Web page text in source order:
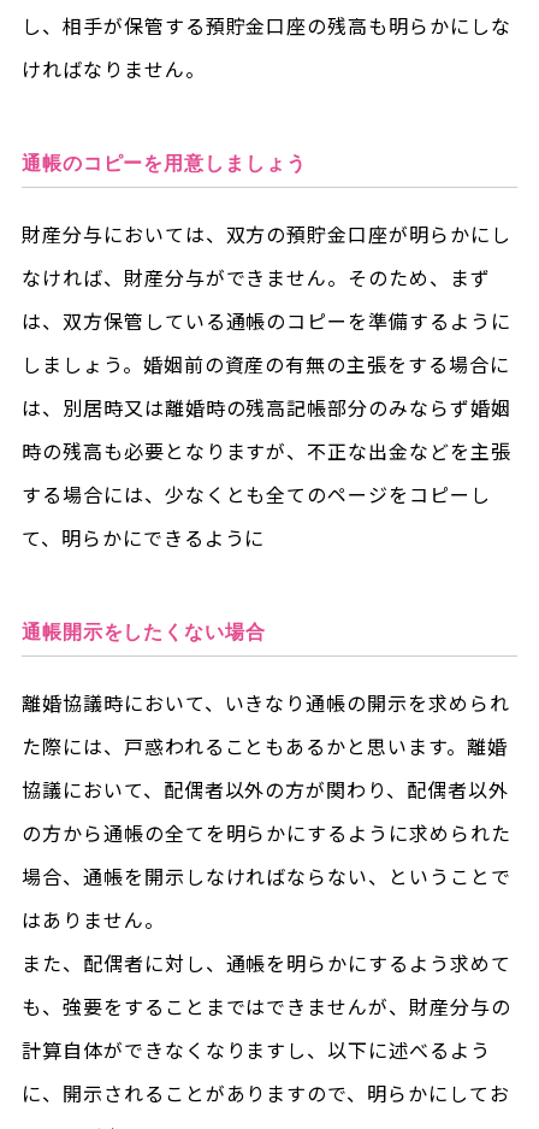
し、相手が保管する預貯金口座の残高も明らかにしな
ければなりません。
通帳のコピーを用意しましょう
財産分与においては、双方の預貯金口座が明らかにし
なければ、財産分与ができません。そのため、まず
は、双方保管している通帳のコピーを準備するように
しましょう。婚姻前の資産の有無の主張をする場合に
は、別居時又は離婚時の残高記帳部分のみならず婚姻
時の残高も必要となりますが、不正な出金などを主張
する場合には、少なくとも全てのページをコピーし
て、明らかにできるように
通帳開示をしたくない場合
離婚協議時において、いきなり通帳の開示を求められ
た際には、戸惑われることもあるかと思います。離婚
協議において、配偶者以外の方が関わり、配偶者以外
の方から通帳の全てを明らかにするように求められた
場合、通帳を開示しなければならない、ということで
はありません。
また、配偶者に対し、通帳を明らかにするよう求めて
も、強要をすることまではできませんが、財産分与の
計算自体ができなくなりますし、以下に述べるよう
に、開示されることがありますので、明らかにしてお